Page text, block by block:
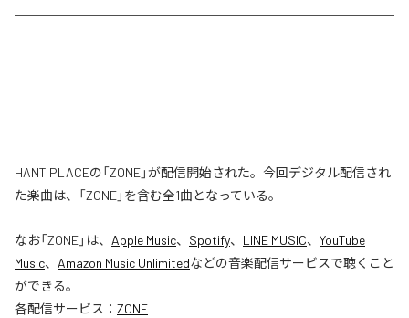
HANT PLACEの「ZONE」が配信開始された。今回デジタル配信され
た楽曲は、「ZONE」を含む全1曲となっている。
なお「ZONE」は、 Apple Music、 Spotify、 LINE MUSIC、 YouTube
Music、 Amazon Music Unlimitedなどの音楽配信サービスで聴くこと
ができる。
各配信サービス： ZONE